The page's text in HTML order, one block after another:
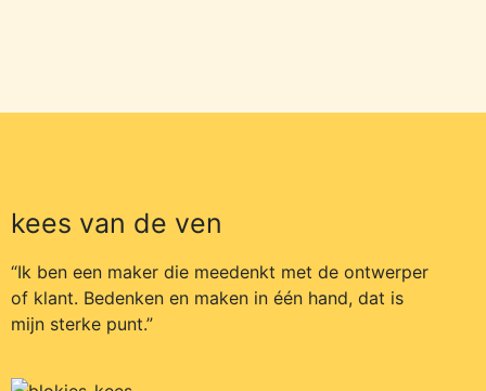
kees van de ven
“Ik ben een maker die meedenkt met de ontwerper
of klant. Bedenken en maken in één hand, dat is
mijn sterke punt.”